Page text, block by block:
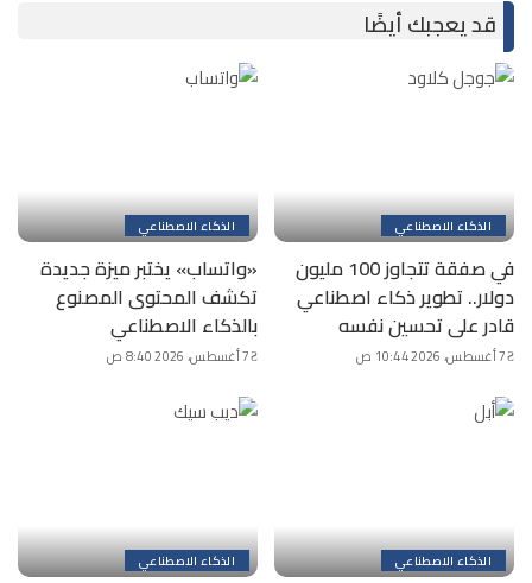
قد يعجبك أيضًا
الذكاء الاصطناعي
في صفقة تتجاوز 100 مليون
دولار.. تطوير ذكاء اصطناعي
قادر على تحسين نفسه
7 أغسطس، 2026 10:44 ص
الذكاء الاصطناعي
«واتساب» يختبر ميزة جديدة
تكشف المحتوى المصنوع
بالذكاء الاصطناعي
7 أغسطس، 2026 8:40 ص
الذكاء الاصطناعي الذكاء الاصطناعي